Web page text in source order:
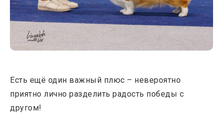
Есть ещё один важный плюс – невероятно
приятно лично разделить радость победы с
другом!